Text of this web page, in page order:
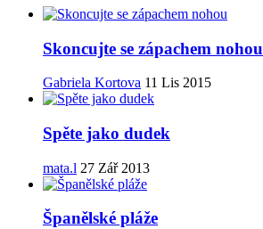
Skoncujte se zápachem nohou
Gabriela Kortova 11 Lis 2015
Spěte jako dudek
mata.l 27 Zář 2013
Španělské pláže